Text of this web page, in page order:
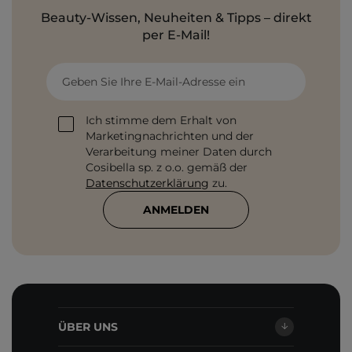
Beauty-Wissen, Neuheiten & Tipps – direkt
per E-Mail!
Geben Sie Ihre E-Mail-Adresse ein
Ich stimme dem Erhalt von
Marketingnachrichten und der
Verarbeitung meiner Daten durch
Cosibella sp. z o.o. gemäß der
Datenschutzerklärung zu.
ANMELDEN
ÜBER UNS